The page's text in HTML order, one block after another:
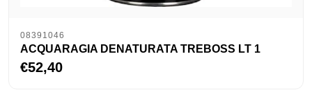
08391046
ACQUARAGIA DENATURATA TREBOSS LT 1
€52,40